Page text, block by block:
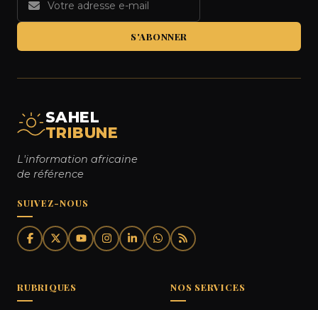
S'ABONNER
SAHEL
TRIBUNE
L'information africaine
de référence
SUIVEZ-NOUS
RUBRIQUES NOS SERVICES